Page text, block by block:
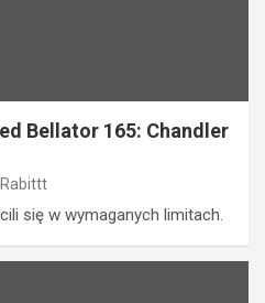
Bellator 165: Chandler
Rabittt
się w wymaganych limitach.